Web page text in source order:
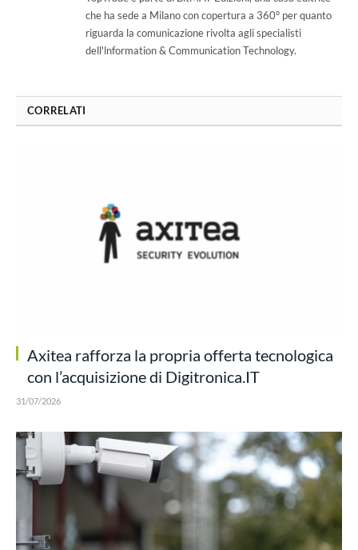
che ha sede a Milano con copertura a 360° per quanto
riguarda la comunicazione rivolta agli specialisti
dell'lnformation & Communication Technology.
CORRELATI
Axitea rafforza la propria offerta tecnologica
con l’acquisizione di Digitronica.IT
31/07/2026